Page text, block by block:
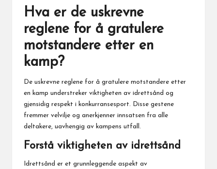
Hva er de uskrevne
reglene for å gratulere
motstandere etter en
kamp?
De uskrevne reglene for å gratulere motstandere etter
en kamp understreker viktigheten av idrettsånd og
gjensidig respekt i konkurransesport. Disse gestene
fremmer velvilje og anerkjenner innsatsen fra alle
deltakere, uavhengig av kampens utfall.
Forstå viktigheten av idrettsånd
Idrettsånd er et grunnleggende aspekt av